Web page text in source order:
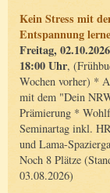
Kein Stress mit
Entspannung
Freitag,
18:00 Uhr,
Wochen vorher) *
mit dem "Dein
Prämierung *
Seminartag inkl.
und Lama-
Noch 8 Plätze
03.08.2026)